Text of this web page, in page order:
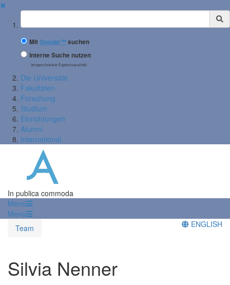
✖
Suchbegriff
MitGoogle™ suchen
Interne Suche nutzen
(eingeschränkte Ergebnisqualität)
Die Universität
Fakultäten
Forschung
Studium
Einrichtungen
Alumni
International
In publica commoda
Menü
Menü
Team
ENGLISH
Silvia Nenner